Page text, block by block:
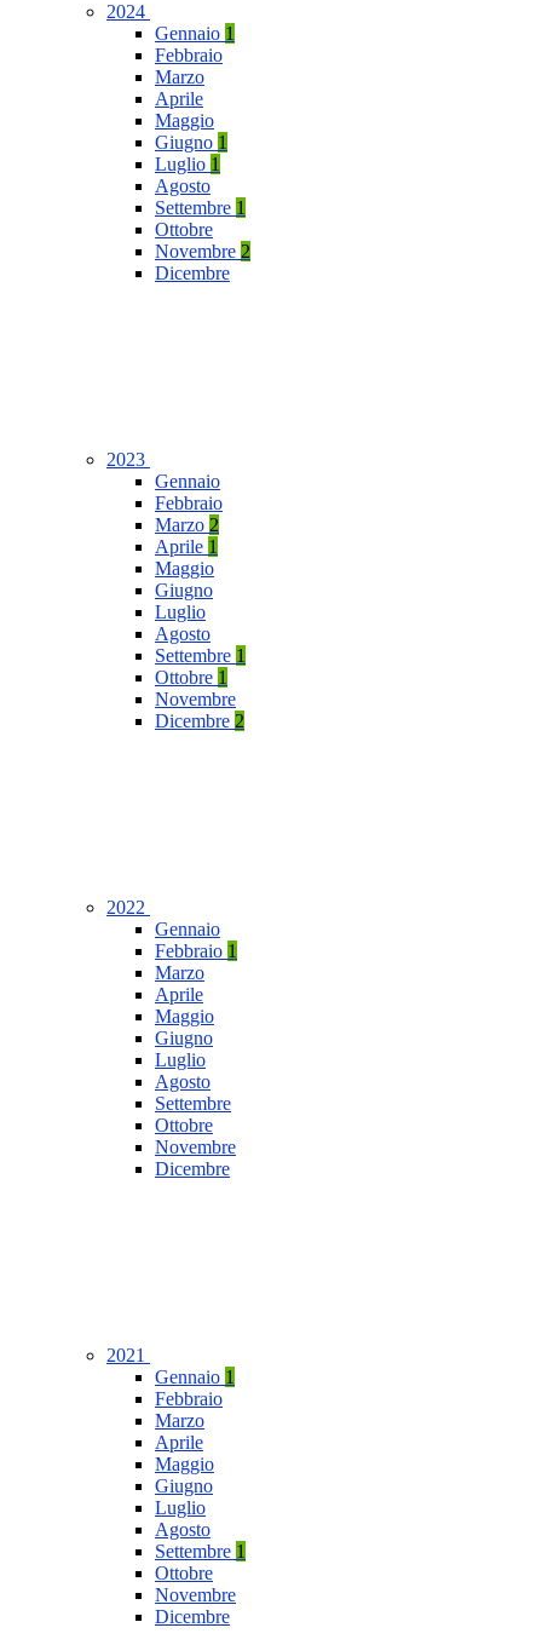
2024
Gennaio 1
Febbraio
Marzo
Aprile
Maggio
Giugno 1
Luglio 1
Agosto
Settembre 1
Ottobre
Novembre 2
Dicembre
2023
Gennaio
Febbraio
Marzo 2
Aprile 1
Maggio
Giugno
Luglio
Agosto
Settembre 1
Ottobre 1
Novembre
Dicembre 2
2022
Gennaio
Febbraio 1
Marzo
Aprile
Maggio
Giugno
Luglio
Agosto
Settembre
Ottobre
Novembre
Dicembre
2021
Gennaio 1
Febbraio
Marzo
Aprile
Maggio
Giugno
Luglio
Agosto
Settembre 1
Ottobre
Novembre
Dicembre